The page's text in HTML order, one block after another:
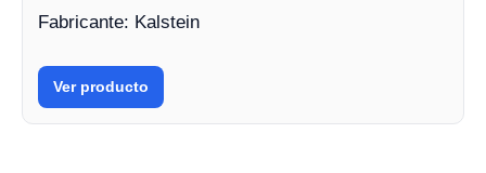
Fabricante: Kalstein
Ver producto